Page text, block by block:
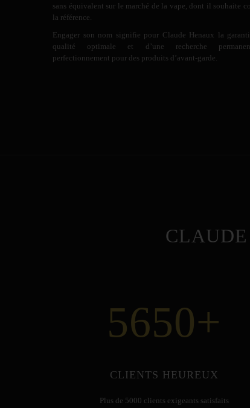
sans équivalent sur le marché de la vape, dont il souhaite
la référence.
Engager son nom signifie pour Claude Henaux la
qualité optimale et d’une recherche
perfectionnement pour des produits d’avant-garde.
5650+
CLIENTS HEUREUX
Plus de 5000 clients exigeants satisfaits